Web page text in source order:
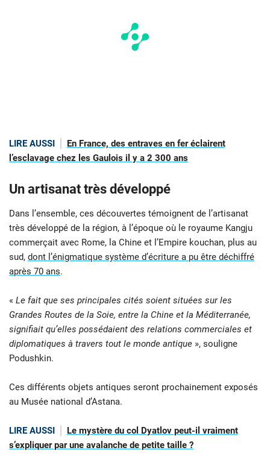
LIRE AUSSI
En France, des entraves en fer éclairent
l’esclavage chez les Gaulois il y a 2 300 ans
Un artisanat très développé
Dans l’ensemble, ces découvertes témoignent de l’artisanat
très développé de la région, à l’époque où le royaume Kangju
commerçait avec Rome, la Chine et l’Empire kouchan, plus au
sud, dont l’énigmatique système d’écriture a pu être déchiffré
après 70 ans.
« Le fait que ses principales cités soient situées sur les
Grandes Routes de la Soie, entre la Chine et la Méditerranée,
signifiait qu’elles possédaient des relations commerciales et
diplomatiques à travers tout le monde antique », souligne
Podushkin.
Ces différents objets antiques seront prochainement exposés
au Musée national d’Astana.
LIRE AUSSI
Le mystère du col Dyatlov peut-il vraiment
s’expliquer par une avalanche de petite taille ?